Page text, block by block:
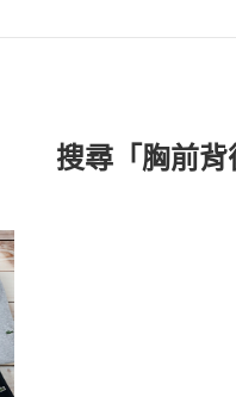
搜尋「胸前背